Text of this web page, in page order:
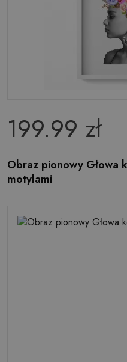
199.99 zł
Obraz pionowy Głowa
motylami